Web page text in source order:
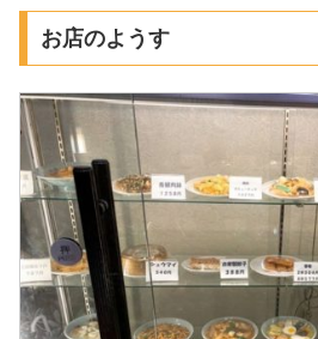
お店のようす